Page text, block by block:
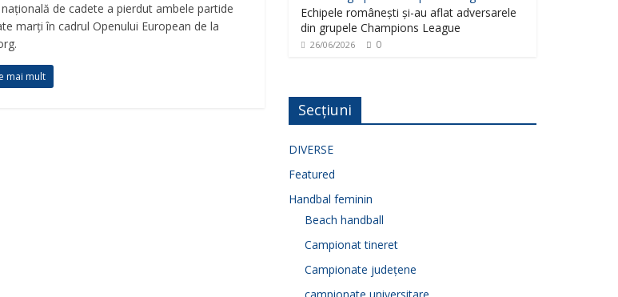
națională de cadete a pierdut ambele partide
marți în cadrul Openului European de la
mai mult
Echipele românești și-au aflat adversarele
din grupele Champions League
26/06/2026 0
Secțiuni
DIVERSE
Featured
Handbal feminin
Beach handball
Campionat tineret
Campionate județene